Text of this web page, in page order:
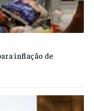
inflação de